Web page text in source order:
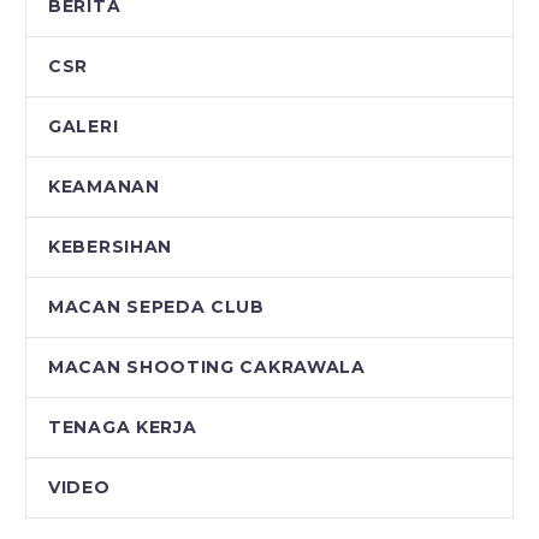
BERITA
CSR
GALERI
KEAMANAN
KEBERSIHAN
MACAN SEPEDA CLUB
MACAN SHOOTING CAKRAWALA
TENAGA KERJA
VIDEO